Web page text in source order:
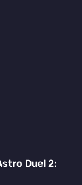
Duel 2: